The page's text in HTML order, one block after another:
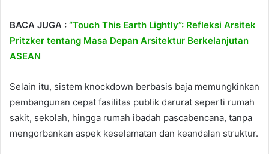
BACA JUGA : “Touch This Earth Lightly”: Refleksi Arsitek
Pritzker tentang Masa Depan Arsitektur Berkelanjutan
ASEAN
Selain itu, sistem knockdown berbasis baja memungkinkan
pembangunan cepat fasilitas publik darurat seperti rumah
sakit, sekolah, hingga rumah ibadah pascabencana, tanpa
mengorbankan aspek keselamatan dan keandalan struktur.